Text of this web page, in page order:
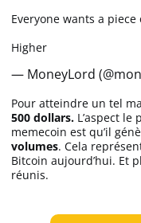
Everyone wants a piece
Higher
— MoneyLord
Pour atteindre un tel
500 dollars. L’aspect
memecoin est qu’il
volumes. Cela
Bitcoin aujourd’hui. Et
réunis.